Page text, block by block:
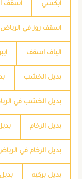
ابكسي اسقف
اسقف روز في الرياض
الياف اسقف
بديل الخشب
بديل الخشب في
بديل الرخام بديل
بديل الرخام في الرياض
بديل بركيه